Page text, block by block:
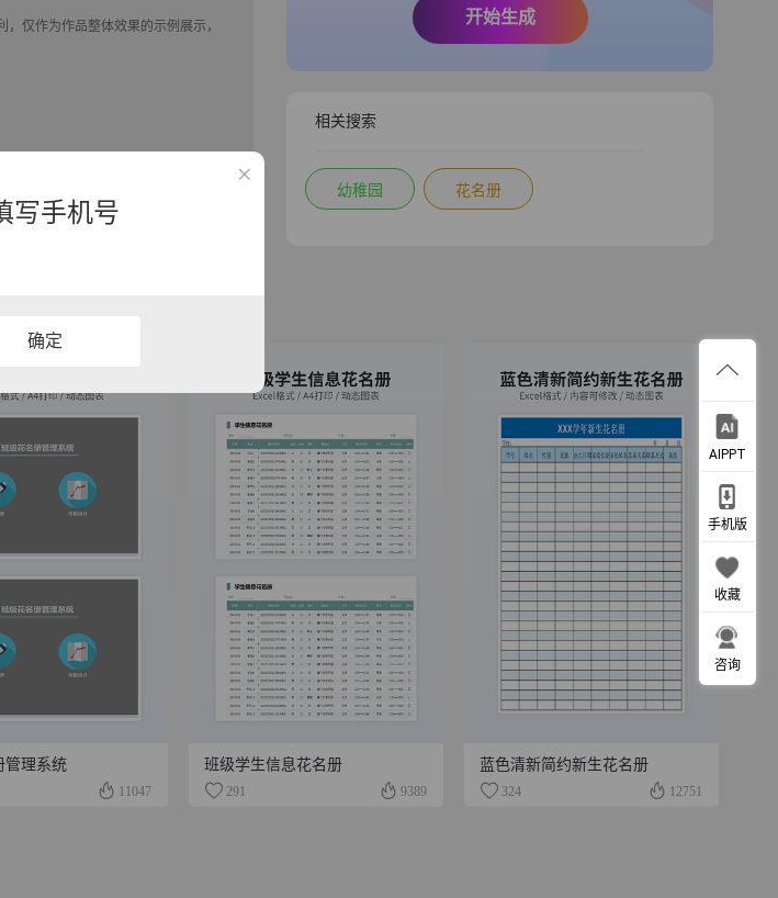
仅作为作品整体效果的示例展示，
开始生成
相关搜索
幼稚园 花名册
管理系统
11047
班级学生信息花名册
291 9389
蓝色清新简约新生花名册
324 12751
AIPPT
手机版
收藏
咨询
写手机号
确定